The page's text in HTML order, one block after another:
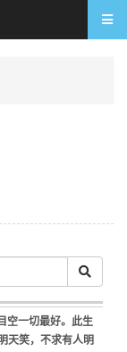
空一切最好。此生
天笑，不求有人明